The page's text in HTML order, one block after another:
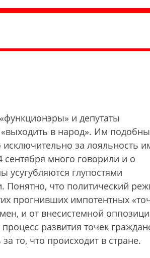
и депутаты
в народ». Им подобны
за лояльность
много говорили и о
глупостями
что политический
прогнивших импотентных
и от внесистемной
развития точек
то, что происходит в стране.